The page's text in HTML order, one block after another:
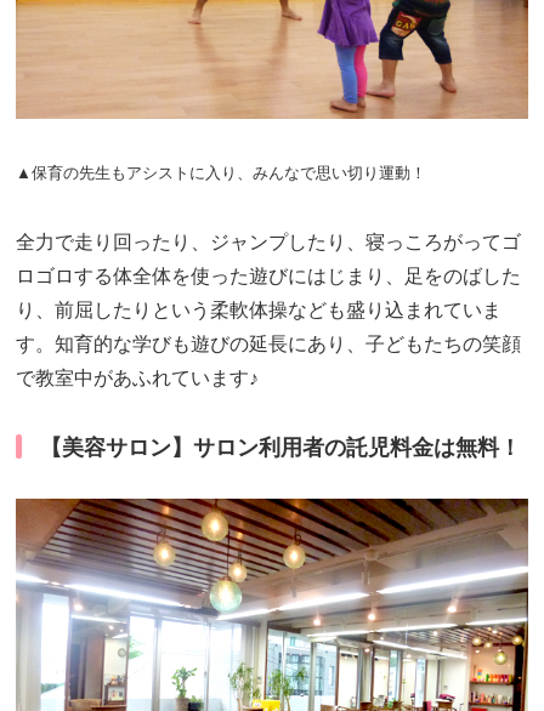
▲保育の先生もアシストに入り、みんなで思い切り運動！
全力で走り回ったり、ジャンプしたり、寝っころがってゴ
ロゴロする体全体を使った遊びにはじまり、足をのばした
り、前屈したりという柔軟体操なども盛り込まれていま
す。知育的な学びも遊びの延長にあり、子どもたちの笑顔
で教室中があふれています♪
【美容サロン】サロン利用者の託児料金は無料！